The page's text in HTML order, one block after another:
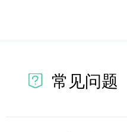
常见问题